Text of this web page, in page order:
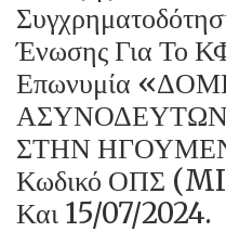
Ένωσης Για Το
Επωνυμία
ΣΤΗΝ
Κωδικό ΟΠΣ
Και 15/07/2024.